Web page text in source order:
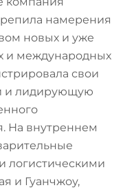
намерения
новых и уже
и международных
свои
и лидирующую
На внутреннем
логистическими
и Гуанчжоу,